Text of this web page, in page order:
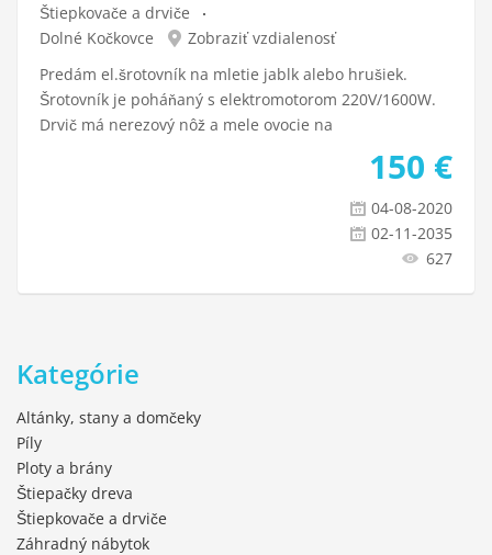
Štiepkovače a drviče
Dolné Kočkovce
Zobraziť vzdialenosť
Predám el.šrotovník na mletie jablk alebo hrušiek.
Šrotovník je poháňaný s elektromotorom 220V/1600W.
Drvič má nerezový nôž a mele ovocie na
150 €
04-08-2020
02-11-2035
627
Kategórie
Altánky, stany a domčeky
Píly
Ploty a brány
Štiepačky dreva
Štiepkovače a drviče
Záhradný nábytok